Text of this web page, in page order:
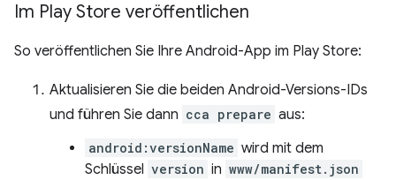
Im Play Store veröffentlichen
So veröffentlichen Sie Ihre Android-App im Play Store:
Aktualisieren Sie die beiden Android-Versions-IDs
und führen Sie dann cca prepare aus:
android:versionName wird mit dem
Schlüssel version in www/manifest.json